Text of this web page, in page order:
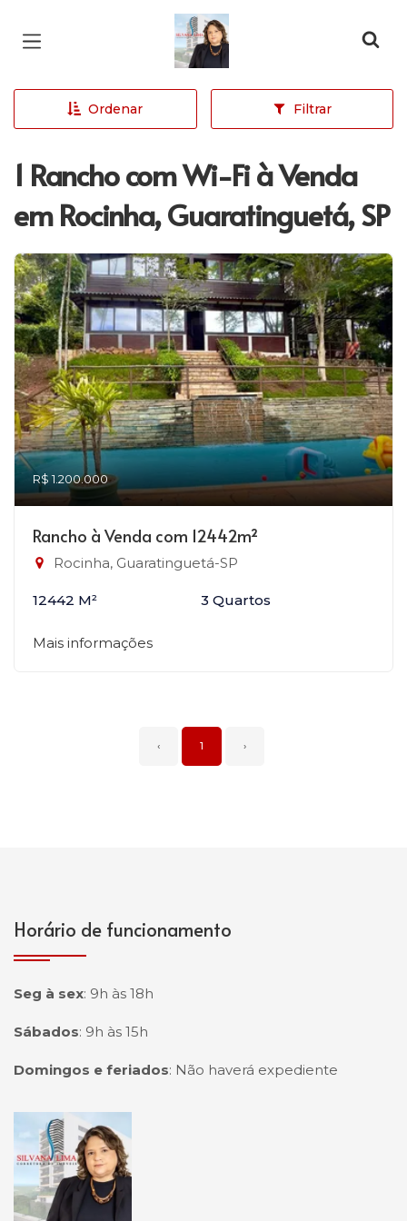
Página inicial
Ordenar Filtrar
1 Rancho com Wi-Fi à Venda
em Rocinha, Guaratinguetá, SP
R$ 1.200.000
Rancho à Venda com 12442m²
Rocinha, Guaratinguetá-SP
12442 M² 3 Quartos
Mais informações
‹ 1 ›
Horário de funcionamento
Seg à sex: 9h às 18h
Sábados: 9h às 15h
Domingos e feriados: Não haverá expediente
Página inicial